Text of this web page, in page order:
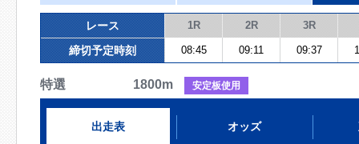
レース 1R 2R 3R
締切予定時刻 08:45 09:11 09:37
特選 1800m 安定板使用
出走表 オッズ